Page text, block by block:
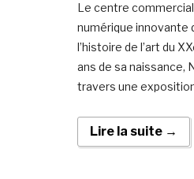
Le centre
numérique innovante
l’histoire de l’art du
ans de sa naissance,
travers une
Lire la suite →